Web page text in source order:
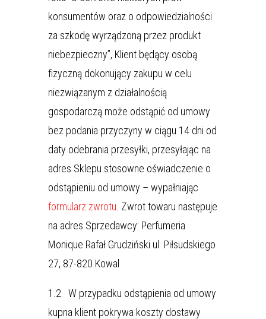
konsumentów oraz o odpowiedzialności
za szkodę wyrządzoną przez produkt
niebezpieczny”, Klient będący osobą
fizyczną dokonujący zakupu w celu
niezwiązanym z działalnością
gospodarczą może odstąpić od umowy
bez podania przyczyny w ciągu 14 dni od
daty odebrania przesyłki, przesyłając na
adres Sklepu stosowne oświadczenie o
odstąpieniu od umowy – wypałniając
formularz zwrotu . Zwrot towaru następuje
na adres Sprzedawcy: Perfumeria
Monique Rafał Grudziński ul. Piłsudskiego
27, 87-820 Kowal
1.2. W przypadku odstąpienia od umowy
kupna klient pokrywa koszty dostawy